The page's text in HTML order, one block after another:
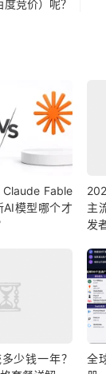
竞价）呢？
Fable
模型哪个才
主
发
少钱一年？
全